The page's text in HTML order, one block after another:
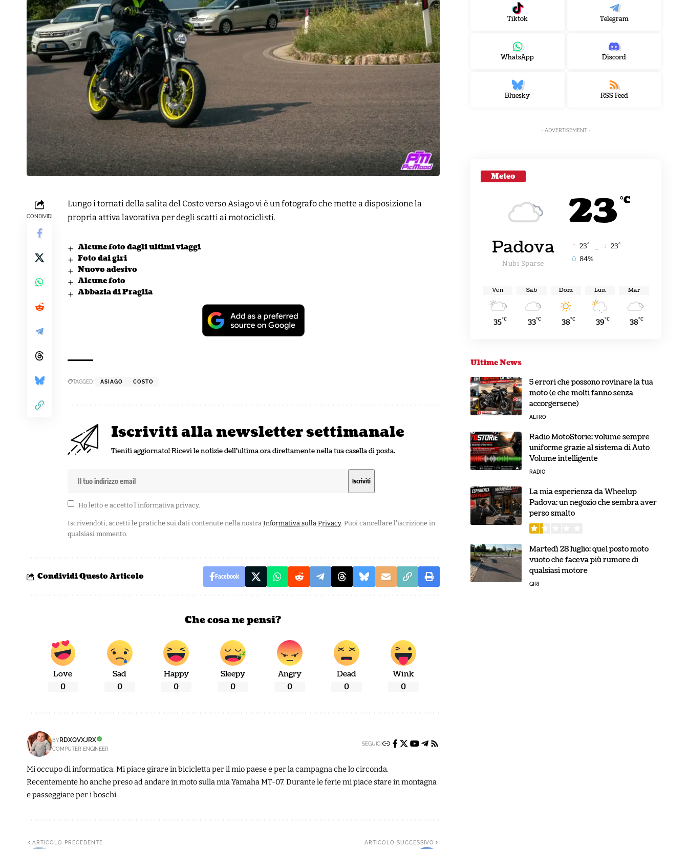
CONDIVIDI
Lungo i tornati della salita del Costo verso Asiago vi è un fotografo che mette a disposizione la
propria attiva lavorativa per degli scatti ai motociclisti.
Alcune foto dagli ultimi viaggi
Foto dai giri
Nuovo adesivo
Alcune foto
Abbazia di Praglia
TAGGED: ASIAGO COSTO
Iscriviti alla newsletter settimanale
Tieniti aggiornato! Ricevi le notizie dell'ultima ora direttamente nella tua casella di posta.
Ho letto e accetto l'informativa privacy.
Iscrivendoti, accetti le pratiche sui dati contenute nella nostra Informativa sulla Privacy. Puoi cancellare l'iscrizione in
qualsiasi momento.
Condividi Questo Articolo Facebook
Che cosa ne pensi?
Love
0
Sad
0
Happy
0
Sleepy
0
Angry
0
Dead
0
Wink
0
BY RDXQVXJRX
COMPUTER ENGINEER
SEGUICI
Mi occupo di informatica. Mi piace girare in bicicletta per il mio paese e per la campagna che lo circonda.
Recentemente ho anche preso ad andare in moto sulla mia Yamaha MT-07. Durante le ferie mi piace stare in montagna
e passeggiare per i boschi.
ARTICOLO PRECEDENTE ARTICOLO SUCCESSIVO
Tiktok Telegram
WhatsApp Discord
Bluesky RSS Feed
- ADVERTISEMENT -
Meteo
23 °C
Padova
Nubi Sparse
23° 23°
84%
Ven
35°C
Sab
33°C
Dom
38°C
Lun
39°C
Mar
38°C
Ultime News
5 errori che possono rovinare la tua
moto (e che molti fanno senza
accorgersene)
ALTRO
Radio MotoStorie: volume sempre
uniforme grazie al sistema di Auto
Volume intelligente
RADIO
La mia esperienza da Wheelup
Padova: un negozio che sembra aver
perso smalto
Martedì 28 luglio: quel posto moto
vuoto che faceva più rumore di
qualsiasi motore
GIRI